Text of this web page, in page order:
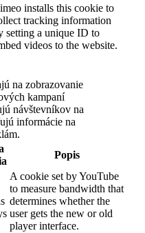
installs this cookie to
tracking information
setting a unique ID to
videos to the website.
na zobrazovanie
kampaní
návštevníkov na
informácie na
Popis
A cookie set by YouTube
to measure bandwidth that
determines whether the
user gets the new or old
player interface.